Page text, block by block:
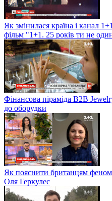
Як змінилася країна і канал
фільм "1+1. 25 років ти не
Фінансова піраміда B2B
до оборудки
Як пояснити британцям
Оля Геркулес